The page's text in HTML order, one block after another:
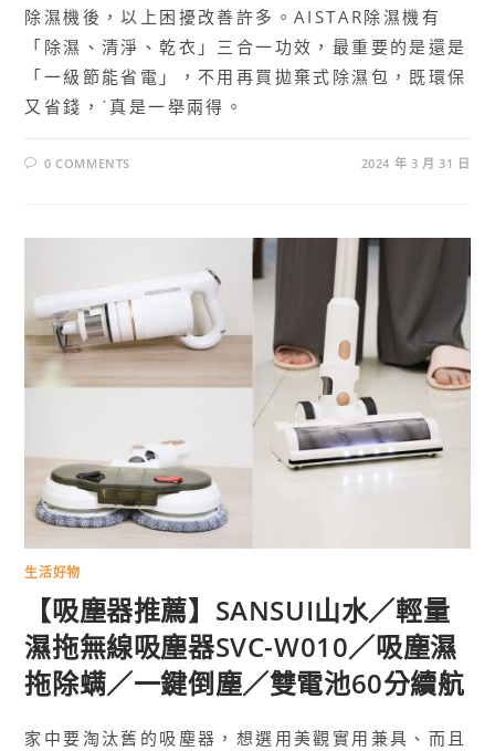
除濕機後，以上困擾改善許多。AISTAR除濕機有
「除濕、清淨、乾衣」三合一功效，最重要的是還是
「一級節能省電」，不用再買拋棄式除濕包，既環保
又省錢，ˋ真是一舉兩得。
0 COMMENTS 2024 年 3 月 31 日
生活好物
【吸塵器推薦】SANSUI山水／輕量
濕拖無線吸塵器SVC-W010／吸塵濕
拖除螨／一鍵倒塵／雙電池60分續航
家中要淘汰舊的吸塵器，想選用美觀實用兼具、而且